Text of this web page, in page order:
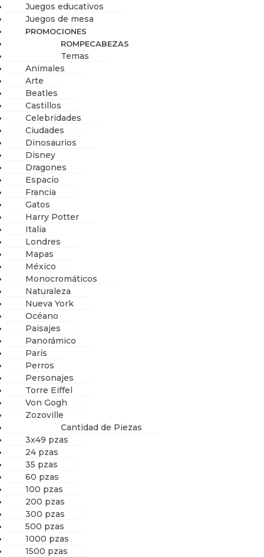
Juegos educativos
Juegos de mesa
PROMOCIONES
ROMPECABEZAS
Temas
Animales
Arte
Beatles
Castillos
Celebridades
Ciudades
Dinosaurios
Disney
Dragones
Espacio
Francia
Gatos
Harry Potter
Italia
Londres
Mapas
México
Monocromáticos
Naturaleza
Nueva York
Océano
Paisajes
Panorámico
París
Perros
Personajes
Torre Eiffel
Von Gogh
Zozoville
Cantidad de Piezas
3x49 pzas
24 pzas
35 pzas
60 pzas
100 pzas
200 pzas
300 pzas
500 pzas
1000 pzas
1500 pzas